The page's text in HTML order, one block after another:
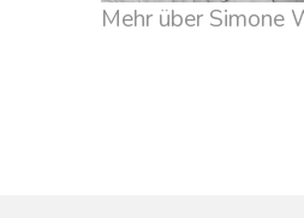
Mehr über Simone